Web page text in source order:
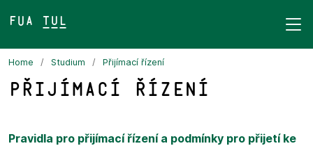
FUA TUL&
Home Studium Přijímací řízení
Přijímací řízení
Pravidla pro přijímací řízení a podmínky pro přijetí ke